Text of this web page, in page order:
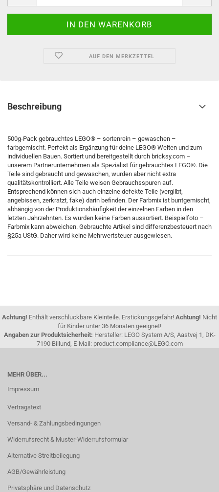
AUF DEN MERKZETTEL
Beschreibung
500g-Pack gebrauchtes LEGO® – sortenrein – gewaschen –
farbgemischt. Perfekt als Ergänzung für deine LEGO® Welten und zum
individuellen Bauen. Sortiert und bereitgestellt durch bricksy.com –
unserem Partnerunternehmen als Spezialist für gebrauchtes LEGO®. Die
Teile sind gebraucht und gewaschen, wurden aber nicht extra
qualitätskontrolliert. Alle Teile weisen Gebrauchsspuren auf.
Entsprechend können sich auch einzelne defekte Teile (vergilbt,
angebissen, zerkratzt, fake) darin befinden. Der Farbmix ist buntgemischt,
abhängig von der Produktionshäufigkeit der einzelnen Farben in den
letzten Jahrzehnten. Es wurden keine Farben aussortiert. Beispielfoto –
Farbmix kann abweichen. Gebrauchte Artikel sind differenzbesteuert nach
§25a UStG. Daher wird keine Mehrwertsteuer ausgewiesen.
Achtung! Enthält verschluckbare Kleinteile. Erstickungsgefahr! Achtung! Nicht
für Kinder unter 36 Monaten geeignet!
Angaben zur Produktsicherheit: Hersteller: LEGO System A/S, Aastvej 1, DK-
7190 Billund, E-Mail: product.compliance@LEGO.com
MEHR ÜBER...
Impressum
Vertragstext
Versand- & Zahlungsbedingungen
Widerrufsrecht & Muster-Widerrufsformular
Alternative Streitbeilegung
AGB/Gewährleistung
Privatsphäre und Datenschutz